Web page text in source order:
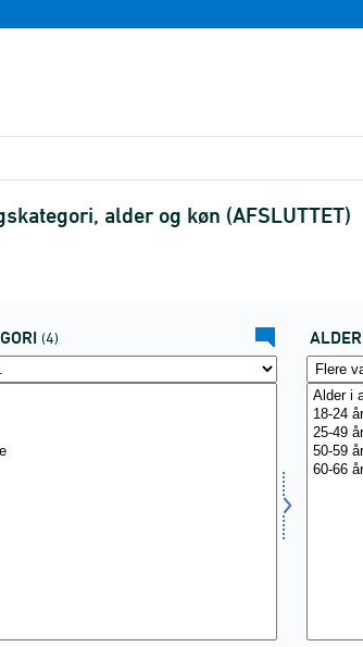
alder og køn (AFSLUTTET)
(4) ALDER